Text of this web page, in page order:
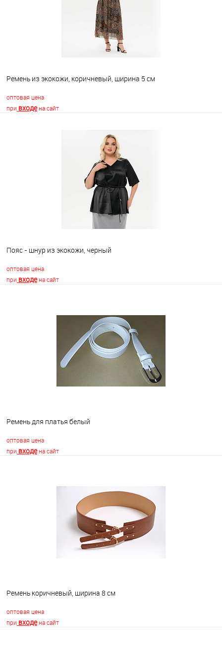
Ремень из экокожи, коричневый, ширина 5 см
оптовая цена
при входена сайт
В корзину
Пояс - шнур из экокожи, черный
оптовая цена
при входена сайт
Недоступно
Ремень для платья белый
оптовая цена
при входена сайт
В наличии
Ремень коричневый, ширина 8 см
оптовая цена
при входена сайт